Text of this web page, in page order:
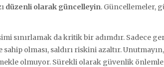
düzenli olarak güncelleyin. Güncellemeler,
sınırlamak da kritik bir adımdır. Sadece
olması, saldırı riskini azaltır.
olmuyor. Sürekli olarak güvenlik